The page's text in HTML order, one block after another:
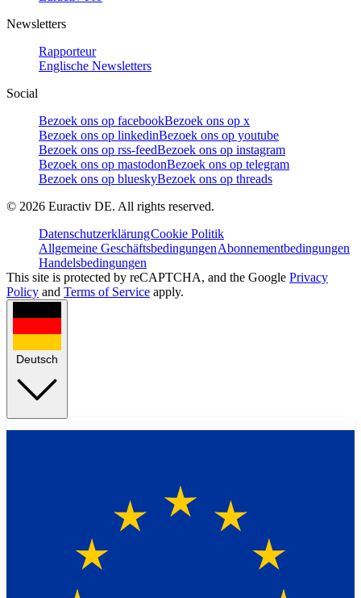
Newsletters
Rapporteur
Englische Newsletters
Social
Bezoek ons op facebookBezoek ons op x
Bezoek ons op linkedinBezoek ons op youtube
Bezoek ons op rss-feedBezoek ons op instagram
Bezoek ons op mastodonBezoek ons op telegram
Bezoek ons op blueskyBezoek ons op threads
© 2026 Euractiv DE. All rights reserved.
DatenschutzerklärungCookie Politik
Allgemeine GeschäftsbedingungenAbonnementbedingungen
Handelsbedingungen
This site is protected by reCAPTCHA, and the Google Privacy
Policy and Terms of Service apply.
Deutsch